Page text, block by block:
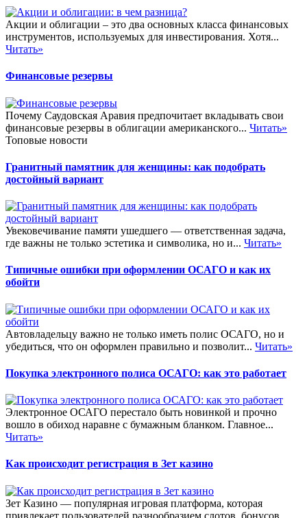
Акции и облигации – это два основных класса финансовых
инструментов, используемых для инвестирования. Хотя...
Читать»
Финансовые резервы
Почему Саудовская Аравия предпочитает вкладывать свои
финансовые резервы в облигации американского... Читать»
Топовые новости
Гранитный памятник для женщины: как подобрать
достойный вариант
Увековечивание памяти ушедшего — ответственная задача,
где важны не только эстетика и символика, но и... Читать»
Типичные ошибки при оформлении ОСАГО и как их
обойти
Автовладельцу важно не только иметь полис ОСАГО, но и
убедиться, что он оформлен правильно и позволит... Читать»
Покупка электронного полиса ОСАГО: как это работает
Электронное ОСАГО перестало быть новинкой и прочно
вошло в обиход наравне с бумажным бланком. Главное...
Читать»
Как происходит регистрация в Зет казино
Зет Казино — популярная игровая платформа, которая
привлекает пользователей разнообразием слотов, бонусов...